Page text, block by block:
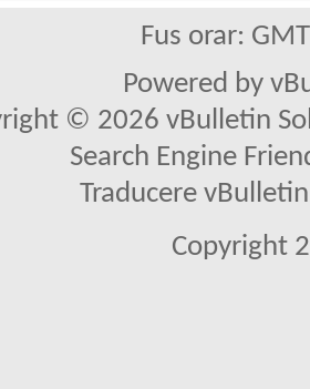
Fus orar:
Powered by
© 2026 vBulletin
Search Engine
Traducere
Copyright